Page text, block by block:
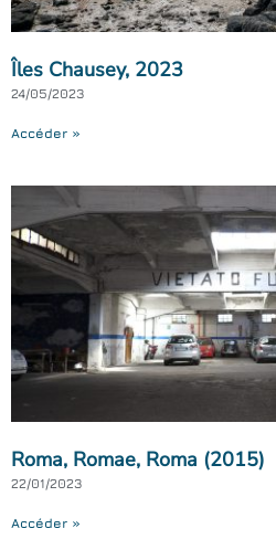
Îles Chausey, 2023
24/05/2023
Accéder »
Roma, Romae, Roma (2015)
22/01/2023
Accéder »